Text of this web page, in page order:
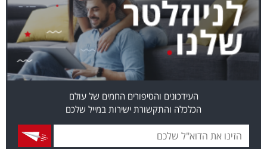
העידכונים והסיפורים החמים של עולם
הכלכלה והתקשורת ישירות במייל שלכם